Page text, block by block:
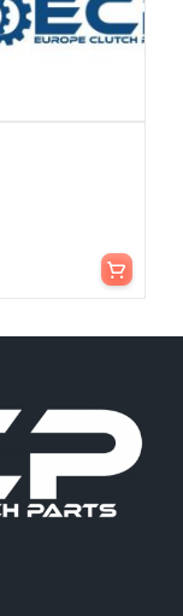
Leggi tutto